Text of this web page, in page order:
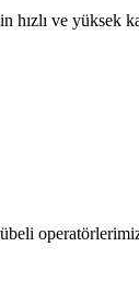
hızlı ve yüksek